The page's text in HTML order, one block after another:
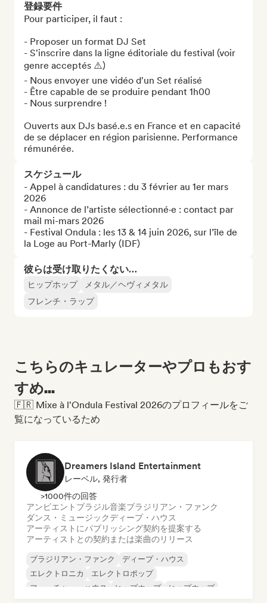
登録要件
Pour participer, il faut :
- Proposer un format DJ Set
- S'inscrire dans la ligne éditoriale du festival (voir
genre acceptés ⚠️)
- Nous envoyer une vidéo d'un Set réalisé
- Être capable de se produire pendant 1h00
- Nous surprendre !
Ouverts aux DJs basé.e.s en France et en capacité
de se déplacer en région parisienne. Performance
rémunérée.
スケジュール
- Appel à candidatures : du 3 février au 1er mars
2026
- Annonce de l’artiste sélectionné·e : contact par
mail mi-mars 2026
- Festival Ondula : les 13 & 14 juin 2026, sur l’île de
la Loge au Port-Marly (IDF)
彼らは受け取りたくない…
ヒップホップ
メタル／ヘヴィメタル
フレンチ・ラップ
こちらのキュレーターやプロもおす
すめ...
🇫🇷 Mixe à l'Ondula Festival 2026のプロフィールをご
覧になっているため
Dreamers Island Entertainment
レーベル, 発行者
>1000件の回答
アンビエント ブラジル音楽ブラジリアン・ファンク
ダンス・ミュージックディープ・ハウス
アーティストにパブリッシング契約を提案する
アーティストとの契約または楽曲のリリース
ブラジリアン・ファンク
ディープ・ハウス
エレクトロニカ
エレクトロポップ
フューチャー・ハウス
ヒップホップ
ヒップホップ